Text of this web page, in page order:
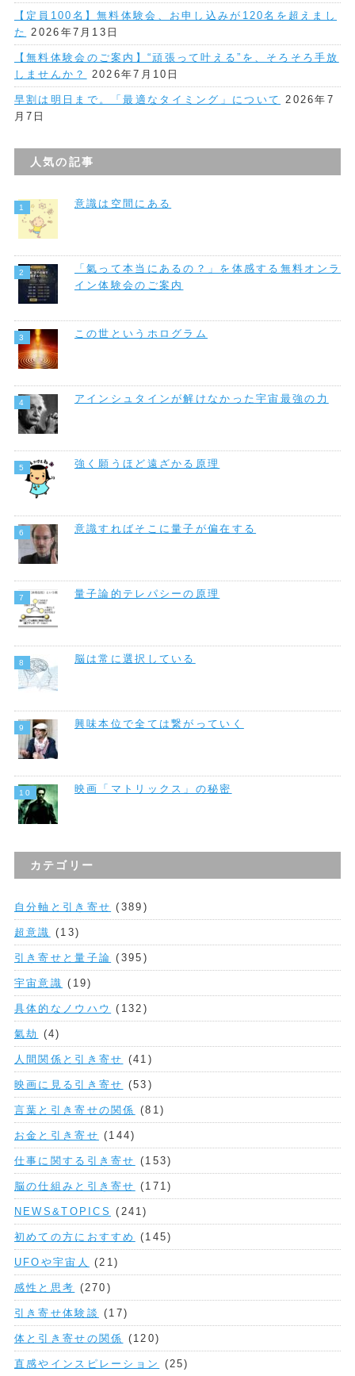
【定員100名】無料体験会、お申し込みが120名を超えまし
た
2026年7月13日
【無料体験会のご案内】“頑張って叶える”を、そろそろ手放
しませんか？
2026年7月10日
早割は明日まで。「最適なタイミング」について
2026年7
月7日
人気の記事
意識は空間にある
「氣って本当にあるの？」を体感する無料オンラ
イン体験会のご案内
この世というホログラム
アインシュタインが解けなかった宇宙最強の力
強く願うほど遠ざかる原理
意識すればそこに量子が偏在する
量子論的テレパシーの原理
脳は常に選択している
興味本位で全ては繋がっていく
映画「マトリックス」の秘密
カテゴリー
自分軸と引き寄せ (389)
超意識 (13)
引き寄せと量子論 (395)
宇宙意識 (19)
具体的なノウハウ (132)
氣劫 (4)
人間関係と引き寄せ (41)
映画に見る引き寄せ (53)
言葉と引き寄せの関係 (81)
お金と引き寄せ (144)
仕事に関する引き寄せ (153)
脳の仕組みと引き寄せ (171)
NEWS&TOPICS (241)
初めての方におすすめ (145)
UFOや宇宙人 (21)
感性と思考 (270)
引き寄せ体験談 (17)
体と引き寄せの関係 (120)
直感やインスピレーション (25)